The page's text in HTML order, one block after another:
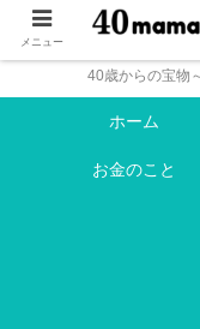
40歳からの宝物
ホーム
お金のこと
メニュー